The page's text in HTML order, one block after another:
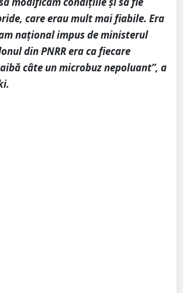
care erau mult mai fiabile. Era
național impus de ministerul
din PNRR era ca fiecare
câte un microbuz nepoluant”, a